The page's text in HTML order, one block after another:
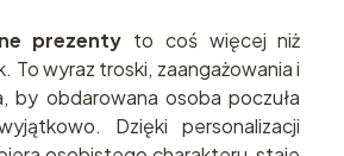
prezenty to coś więcej niż
To wyraz troski, zaangażowania i
by obdarowana osoba poczuła
Dzięki personalizacji